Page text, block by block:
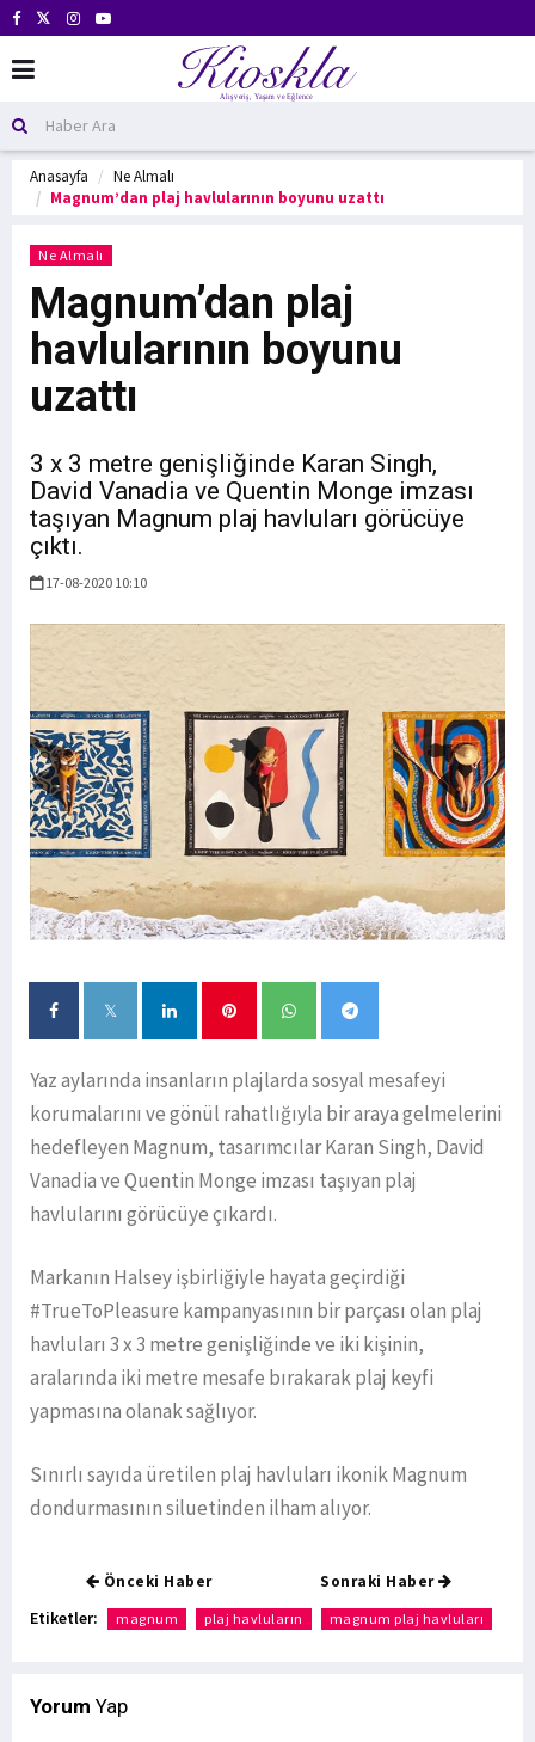
Anasayfa
Ne Almalı
Magnum’dan plaj havlularının boyunu uzattı
Ne Almalı
Magnum’dan plaj
havlularının boyunu
uzattı
3 x 3 metre genişliğinde Karan Singh,
David Vanadia ve Quentin Monge imzası
taşıyan Magnum plaj havluları görücüye
çıktı.
17-08-2020 10:10
Yaz aylarında insanların plajlarda sosyal mesafeyi
korumalarını ve gönül rahatlığıyla bir araya gelmelerini
hedefleyen Magnum, tasarımcılar Karan Singh, David
Vanadia ve Quentin Monge imzası taşıyan plaj
havlularını görücüye çıkardı.
Markanın Halsey işbirliğiyle hayata geçirdiği
#TrueToPleasure kampanyasının bir parçası olan plaj
havluları 3 x 3 metre genişliğinde ve iki kişinin,
aralarında iki metre mesafe bırakarak plaj keyfi
yapmasına olanak sağlıyor.
Sınırlı sayıda üretilen plaj havluları ikonik Magnum
dondurmasının siluetinden ilham alıyor.
Önceki Haber Sonraki Haber
Etiketler: magnum plaj havluların magnum plaj havluları
Yorum Yap